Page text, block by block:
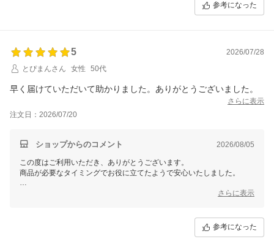
参考になった
5
2026/07/28
とぴまんさん
女性 50代
早く届けていただいて助かりました。ありがとうございました。
さらに表示
注文日：2026/07/20
ショップからのコメント 2026/08/05
この度はご利用いただき、ありがとうございます。
商品が必要なタイミングでお役に立てたようで安心いたしました。
これからも迅速で丁寧な対応を心がけて参りますので、またのご利用を
さらに表示
参考になった